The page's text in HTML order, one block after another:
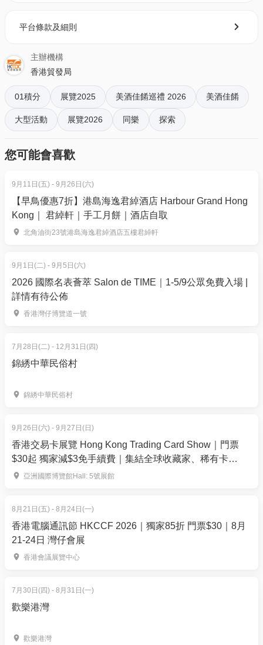
精選小食搭配美酒，讓你暢遊酒香世界！環遊酒香世
香港貿發局 香港國際美酒展 2025｜活動詳情：
只開放予業內買家：11月6至7日 (星期四-五) 上午
10時至下午7時
時
香港國際美酒展 2025｜公眾開放日 票價詳情：
01空間限量58折購票
HK$128（原價HK$220）贈送名貴Lucaris水晶酒杯乙
【獨家積分低至半價$64換購】
用手機號碼登記成為
*入場人士必需年滿18歲
踏入每瓶都藏著故事的美酒世界，「01空間」誠心邀
獨特的葡萄酒與烈酒之導賞團。只要簡單回答問題，
即有機會在公眾日開放前入場體驗，共20個名額。
登記
平台條款及細則
主辦機構
香港貿發局
01積分 展覽2025 美酒佳餚巡禮 2026 美酒佳餚
大型活動 展覽2026 同樂 探索
您可能會喜歡
9月11日(五) - 9月26日(六)
【早鳥優惠7折】港島海逸君綽酒店 Harbour Grand Hong
Kong｜ 君綽軒｜手工月餅｜酒店自取
北角油街23號港島海逸君綽酒店五樓君綽軒
9月1日(二) - 9月5日(六)
2026 國際名表薈萃 Salon de TIME｜1-5/9公眾免費入場 |
詳情有待公佈
香港灣仔博覽道一號
7月28日(二) - 12月31日(四)
錦綉中華民俗村
錦綉中華民俗村
9月26日(六) - 9月27日(日)
香港交易卡展覽 Hong Kong Trading Card Show｜門票
$30起 獨家減$3免手續費｜集結全球收藏家、稀有卡
150+攤位— 運動卡、寶可夢、集換式卡牌遊戲、航海王等
亞洲國際博覽館Hall: 5號展館
8月21日(五) - 8月24日(一)
香港電腦通訊節 HKCCF 2026｜獨家85折 門票$30｜8月
21-24日 灣仔會展
香港會議展覽中心
7月30日(四) - 8月31日(一)
歡樂港灣
歡樂港灣